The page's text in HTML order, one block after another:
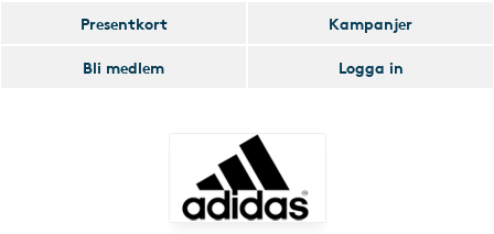
Presentkort
Kampanjer
Bli medlem
Logga in